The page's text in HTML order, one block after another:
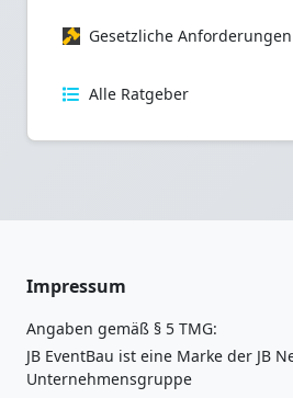
Gesetzliche Anforderungen
Alle Ratgeber
Impressum
Angaben gemäß § 5 TMG:
JB EventBau ist eine Marke der JB
Unternehmensgruppe